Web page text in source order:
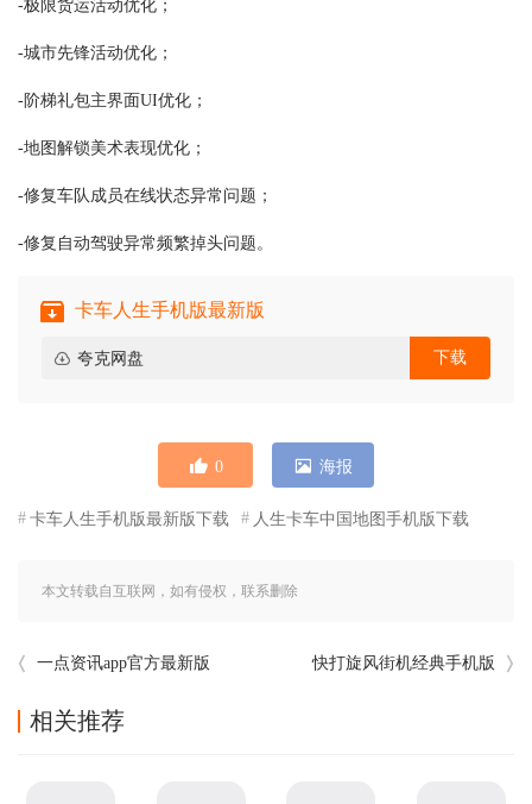
-极限货运活动优化；
-城市先锋活动优化；
-阶梯礼包主界面UI优化；
-地图解锁美术表现优化；
-修复车队成员在线状态异常问题；
-修复自动驾驶异常频繁掉头问题。
卡车人生手机版最新版
夸克网盘 下载
0 海报
卡车人生手机版最新版下载 人生卡车中国地图手机版下载
本文转载自互联网，如有侵权，联系删除
一点资讯app官方最新版 快打旋风街机经典手机版
相关推荐